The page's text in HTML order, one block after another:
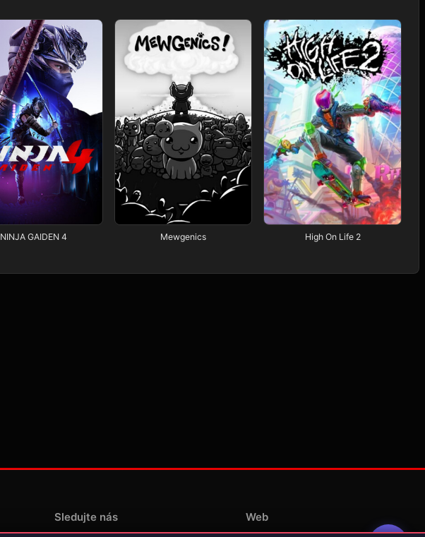
NINJA GAIDEN 4 Mewgenics High On Life 2
Sledujte nás Web